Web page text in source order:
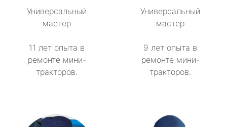
Универсальный
мастер
11 лет опыта в
ремонте мини-
тракторов.
Универсальный
мастер
9 лет опыта в
ремонте мини-
тракторов.